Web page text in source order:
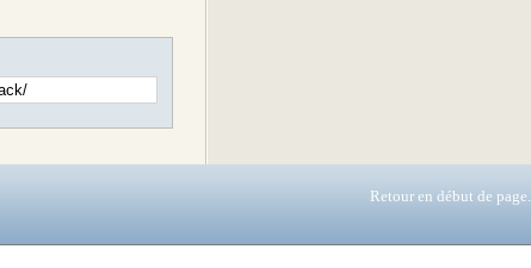
Retour en début de page.